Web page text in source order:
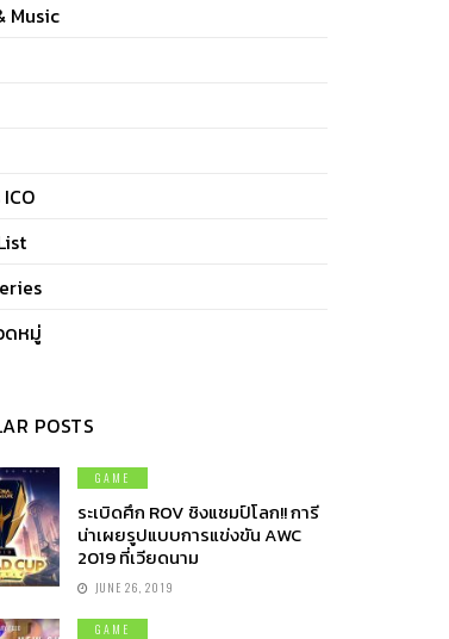
Music
ดหมู่
POSTS
GAME
ระเบิดศึก ROV ชิงแชมป์โลก!! การี
น่าเผยรูปแบบการแข่งขัน AWC
2019 ที่เวียดนาม
JUNE 26, 2019
GAME